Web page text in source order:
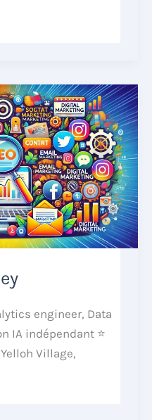
engineer, Data
IA indépendant ⭐
Village,